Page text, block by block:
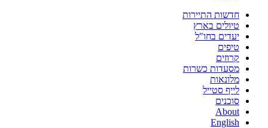
חדשות התיירות
טיולים בארץ
יעדים בחו"ל
טיפים
קרוזים
מסעדות כשרות
מלונאות
לייף סטייל
סוכנים
About
English